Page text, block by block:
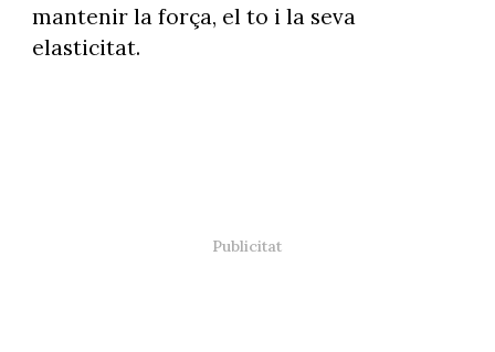
mantenir la força, el to i la seva
elasticitat.